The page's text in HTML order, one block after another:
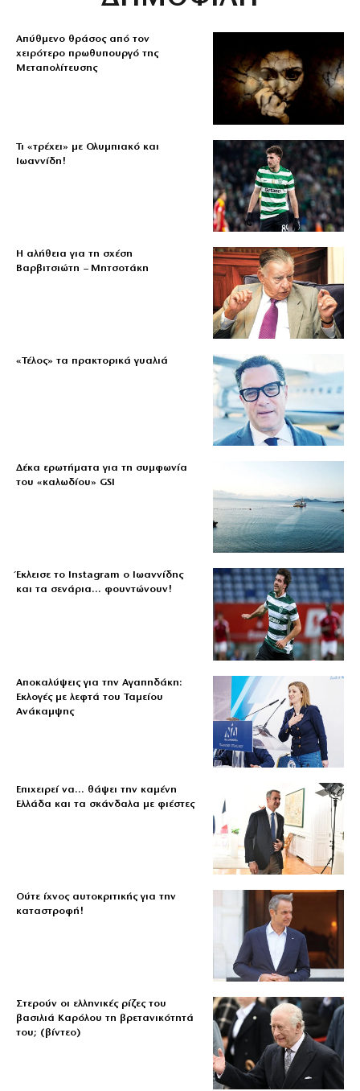
Απύθμενο θράσος από τον
χειρότερο πρωθυπουργό της
Μεταπολίτευσης
Τι «τρέχει» με Ολυμπιακό και
Ιωαννίδη!
Η αλήθεια για τη σχέση
Βαρβιτσιώτη – Μητσοτάκη
«Τέλος» τα πρακτορικά γυαλιά
Δέκα ερωτήματα για τη συμφωνία
του «καλωδίου» GSI
Έκλεισε το Instagram ο Ιωαννίδης
και τα σενάρια… φουντώνουν!
Αποκαλύψεις για την Αγαπηδάκη:
Εκλογές με λεφτά του Ταμείου
Ανάκαμψης
Επιχειρεί να… θάψει την καμένη
Ελλάδα και τα σκάνδαλα με φιέστες
Ούτε ίχνος αυτοκριτικής για την
καταστροφή!
Στερούν οι ελληνικές ρίζες του
βασιλιά Καρόλου τη βρετανικότητά
του; (βίντεο)